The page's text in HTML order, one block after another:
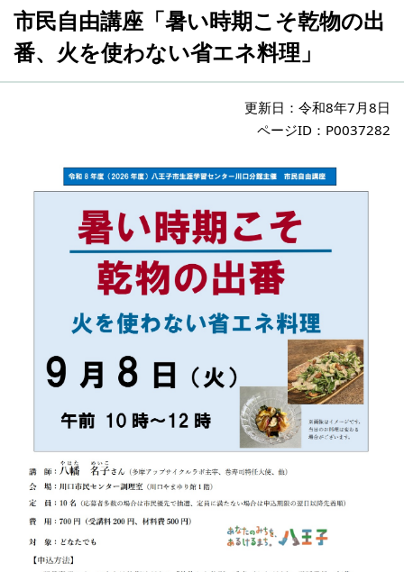
市民自由講座「暑い時期こそ乾物の出
番、火を使わない省エネ料理」
更新日： 令和8年7月8日
ページID：P0037282